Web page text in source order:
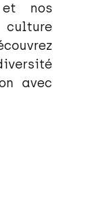
et nos
avec